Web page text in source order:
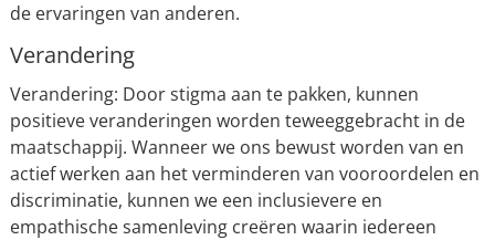
de ervaringen van anderen.
Verandering
Verandering: Door stigma aan te pakken, kunnen
positieve veranderingen worden teweeggebracht in de
maatschappij. Wanneer we ons bewust worden van en
actief werken aan het verminderen van vooroordelen en
discriminatie, kunnen we een inclusievere en
empathische samenleving creëren waarin iedereen